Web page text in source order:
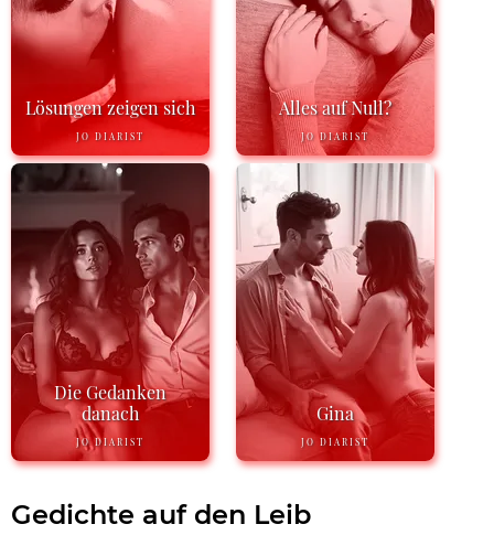
Lösungen zeigen sich
JO DIARIST
Alles auf Null?
JO DIARIST
Die Gedanken
danach
JO DIARIST
Gina
JO DIARIST
Gedichte auf den Leib